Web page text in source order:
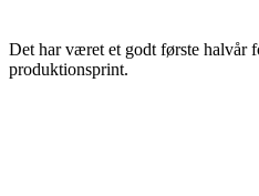
Det har været et godt første halvår
produktionsprint.